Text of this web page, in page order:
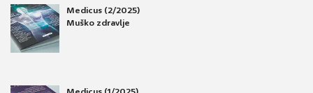
Medicus (2/2025)
Muško zdravlje